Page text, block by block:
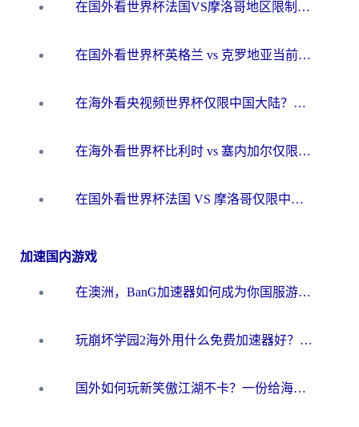
在国外看世界杯法国VS摩洛哥地区限制？这篇指南让你流畅看中文解说无压力
在国外看世界杯英格兰 vs 克罗地亚当前地区不可播放？这篇指南帮你搞定所有海外观赛难题
在海外看央视频世界杯仅限中国大陆？这篇指南帮你解锁中文解说+无卡顿直播
在海外看世界杯比利时 vs 塞内加尔仅限中国大陆？我找到了最流畅的中文解说之路
在国外看世界杯法国 VS 摩洛哥仅限中国大陆？海外党这样看中文解说赛事不卡顿
加速国内游戏
在澳洲，BanG加速器如何成为你国服游戏的“时光机”？
玩崩坏学园2海外用什么免费加速器好？2026海外党亲测国服游戏加速指南
国外如何玩新笑傲江湖不卡？一份给海外游子的终极网络指南